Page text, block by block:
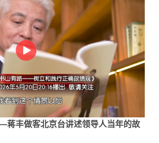
丰做客北京台讲述领导人当年的故